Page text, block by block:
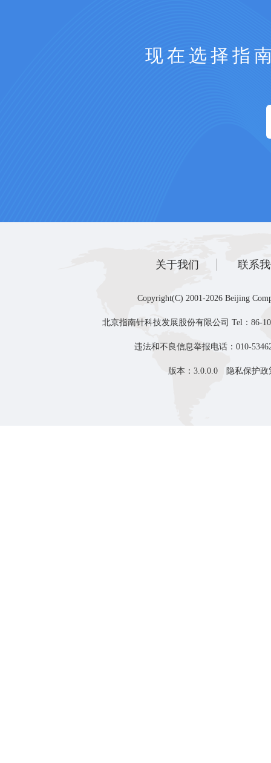
现在选择指
关于我们 联系
Copyright(C) 2001-2026 Beijing
北京指南针科技发展股份有限公司 Tel：86-
违法和不良信息举报电话：010-
版本：3.0.0.0 隐私保护政